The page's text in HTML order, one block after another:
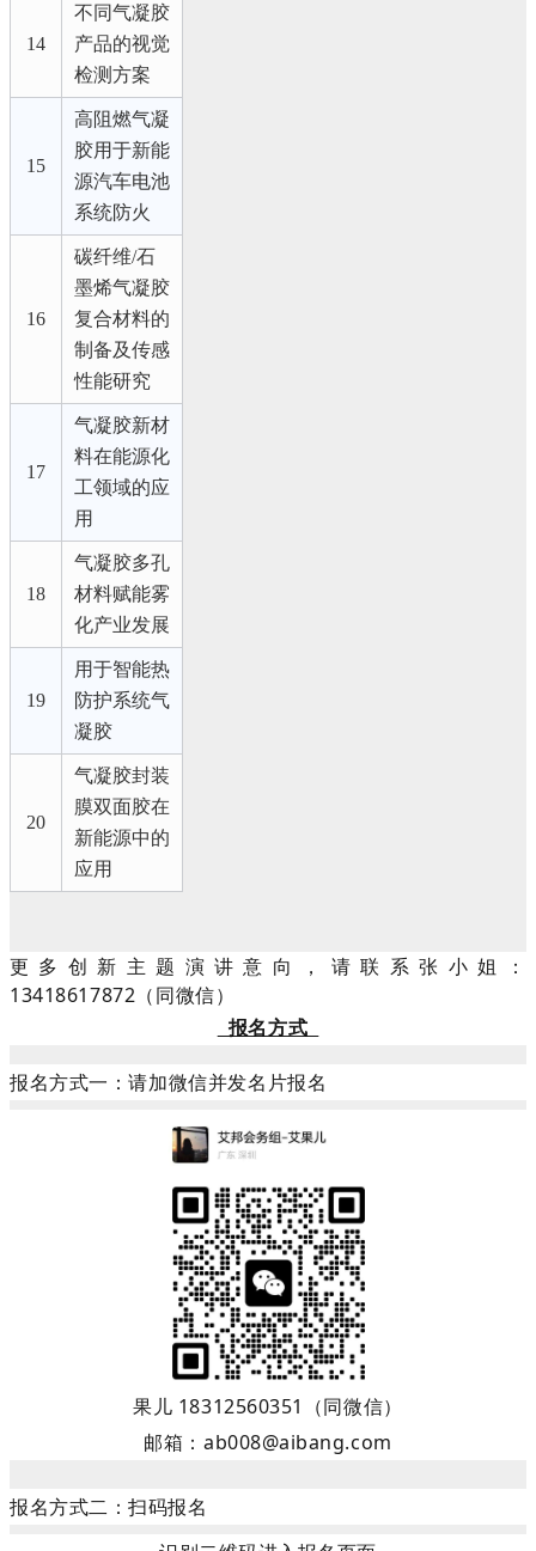
14
不同气凝胶
产品的视觉
检测方案
15
高阻燃气凝
胶用于新能
源汽车电池
系统防火
16
碳纤维/石
墨烯气凝胶
复合材料的
制备及传感
性能研究
17
气凝胶新材
料在能源化
工领域的应
用
18
气凝胶多孔
材料赋能雾
化产业发展
19
用于智能热
防护系统气
凝胶
20
气凝胶封装
膜双面胶在
新能源中的
应用
更多 创新主题演讲意向，请联系张小姐：
13418617872（同微信）
报名方式
报名方式一：请加微信并发名片报名
果儿 18312560351（同微信）
邮箱：ab008@aibang.com
报名方式二：扫码报名